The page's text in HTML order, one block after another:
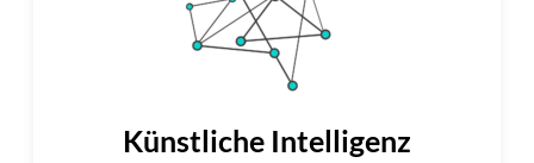
Künstliche Intelligenz